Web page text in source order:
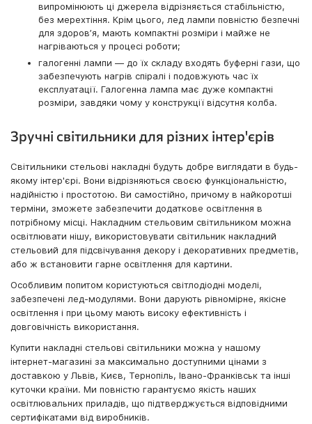
випромінюють ці джерела відрізняється стабільністю,
без мерехтіння. Крім цього, лед лампи повністю безпечні
для здоровʼя, мають компактні розміри і майже не
нагріваються у процесі роботи;
галогенні лампи — до їх складу входять буферні гази, що
забезпечують нагрів спіралі і подовжують час їх
експлуатації. Галогенна лампа має дуже компактні
розміри, завдяки чому у конструкції відсутня колба.
Зручні світильники для різних інтер'єрів
Світильники стельові накладні будуть добре виглядати в будь-
якому інтер'єрі. Вони відрізняються своєю функціональністю,
надійністю і простотою. Ви самостійно, причому в найкоротші
терміни, зможете забезпечити додаткове освітлення в
потрібному місці. Накладним стельовим світильником можна
освітлювати нішу, використовувати світильник накладний
стельовий для підсвічування декору і декоративних предметів,
або ж встановити гарне освітлення для картини.
Особливим попитом користуються світлодіодні моделі,
забезпечені лед-модулями. Вони дарують рівномірне, якісне
освітлення і при цьому мають високу ефективність і
довговічність використання.
Купити накладні стельові світильники можна у нашому
інтернет-магазині за максимально доступними цінами з
доставкою у Львів, Києв, Тернопіль, Івано-Франківськ та інші
куточки країни. Ми повністю гарантуємо якість наших
освітлювальних приладів, що підтверджується відповідними
сертифікатами від виробників.